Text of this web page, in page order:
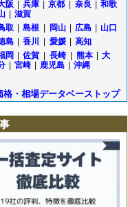
阪 兵庫 京都 奈良
和歌
滋賀
取 島根 岡山 広島 山口
島 香川 愛媛 高知
岡 佐賀 長崎 熊本
大
宮崎 鹿児島 沖縄
格・相場データベーストップ